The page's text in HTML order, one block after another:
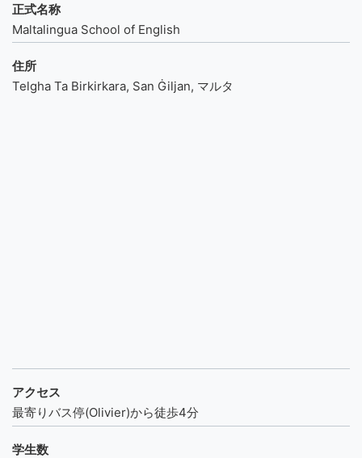
正式名称
Maltalingua School of English
住所
Telgha Ta Birkirkara, San Ġiljan, マルタ
アクセス
最寄りバス停(Olivier)から徒歩4分
学生数